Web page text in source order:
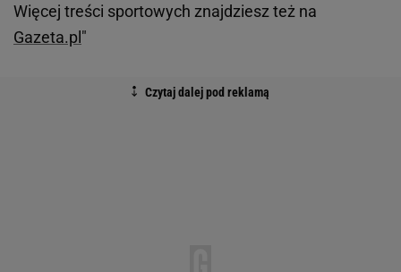
Więcej treści sportowych znajdziesz też na
Gazeta.pl "